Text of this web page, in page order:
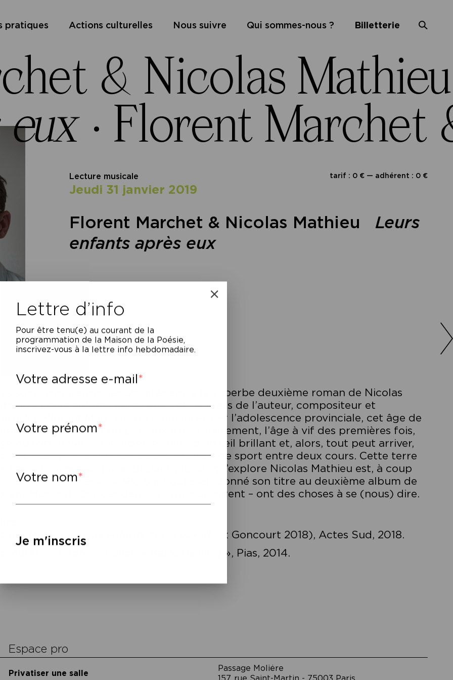
pratiques Actions culturelles Nous suivre Qui sommes-nous ? Billetterie
& Nicolas
· Florent
tarif : 0 € — adhérent : 0 €
Lecture musicale
jeudi 31 janvier 2019
Florent Marchet & Nicolas Mathieu Leurs
enfants après eux
sont nombreuses les affinités entre le superbe deuxième roman de Nicolas
– Leurs enfants après eux – et l’univers de l’auteur, compositeur et
Florent Marchet. À commencer par l’adolescence provinciale, cet âge de
maximale et du paradoxal désœuvrement, l’âge à vif des premières fois,
où l’on se met à regarder les filles d’un œil brillant et, alors, tout peut arriver,
d’un lac pendant l’été ou sur un terrain de sport entre deux cours. Cette terre
hauts fourneaux qui ne brûlent plus et qu’explore Nicolas Mathieu est, à coup
non loin du village de Rio Baril qui avait donné son titre au deuxième album de
Marchet. Oui, ces deux-là – qui s’admirent – ont des choses à se (nous) dire.
Mathieu,
Leurs enfants a (Prix Goncourt 2018), Actes Sud, 2018.
– Florent Marchet, « Bambi Galaxy », Pias, 2014.
Espace pro
Privatiser une salle
Passage Moliėre
Lettre d’info
Pour être tenu(e) au courant de la
programmation de la Maison de la Poésie,
inscrivez-vous à la lettre info hebdomadaire.
Votre adresse e-mail
Votre prénom
Votre nom
Je m'inscris